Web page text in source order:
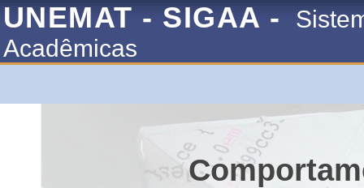
UNEMAT - SIGAA -
Acadêmicas